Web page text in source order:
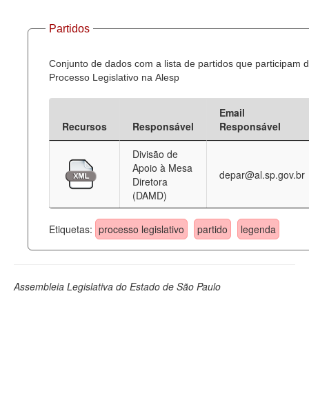
Partidos
Conjunto de dados com a lista de partidos que participam
Processo Legislativo na Alesp
Recursos Responsável
Email
Responsável
Divisão de
Apoio à Mesa
Diretora
(DAMD)
depar@al.sp.gov.br
Etiquetas: processo legislativo partido legenda
Assembleia Legislativa do Estado de São Paulo